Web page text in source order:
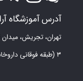
آدرس آموزشگاه
تهران، تجریش، میدان
۳ (طبقه فوقانی داروخانه رسولی)